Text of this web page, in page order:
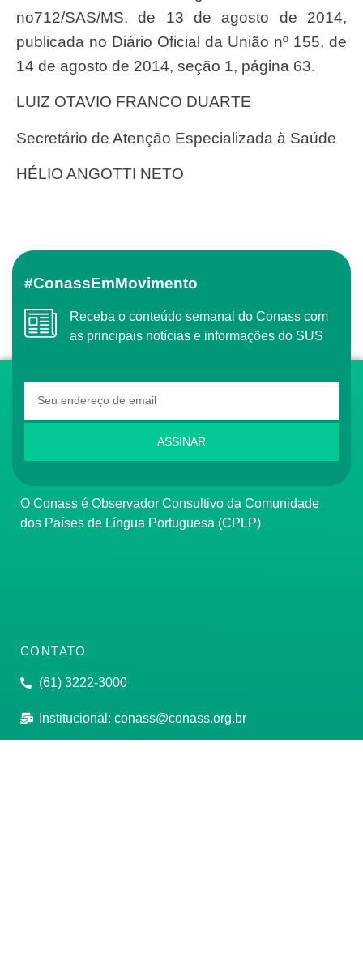
no712/SAS/MS, de 13 de agosto de 2014,
publicada no Diário Oficial da União nº 155, de
14 de agosto de 2014, seção 1, página 63.
LUIZ OTAVIO FRANCO DUARTE
Secretário de Atenção Especializada à Saúde
HÉLIO ANGOTTI NETO
#ConassEmMovimento
Receba o conteúdo semanal do Conass com
as principais notícias e informações do SUS
ASSINAR
O Conass é Observador Consultivo da Comunidade
dos Países de Língua Portuguesa (CPLP)
CONTATO
(61) 3222-3000
Institucional: conass@conass.org.br